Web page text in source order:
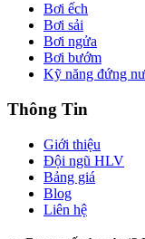
Bơi ếch
Bơi sải
Bơi ngửa
Bơi bướm
Kỹ năng đứng
Thông Tin
Giới thiệu
Đội ngũ HLV
Bảng giá
Blog
Liên hệ